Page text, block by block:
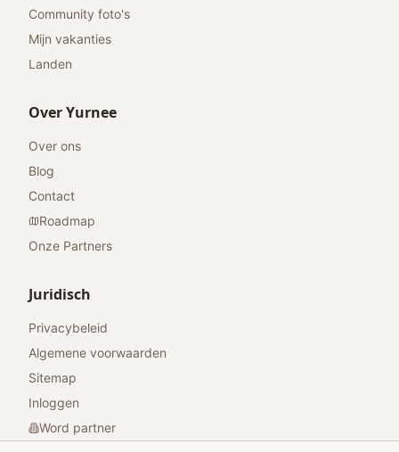
Community foto's
Mijn vakanties
Landen
Over Yurnee
Over ons
Blog
Contact
Roadmap
Onze Partners
Juridisch
Privacybeleid
Algemene voorwaarden
Sitemap
Inloggen
Word partner